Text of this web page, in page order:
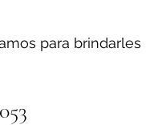
para